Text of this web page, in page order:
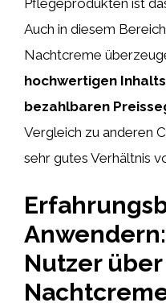
Auch in diesem
Nachtcreme
hochwertigen
bezahlbaren
Vergleich zu anderen
sehr gutes Verhältnis
Nutzer